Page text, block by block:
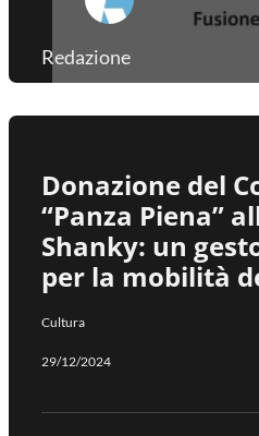
Redazione
Donazione del
“Panza Piena”
Shanky: un
per la mobilità
Cultura
29/12/2024